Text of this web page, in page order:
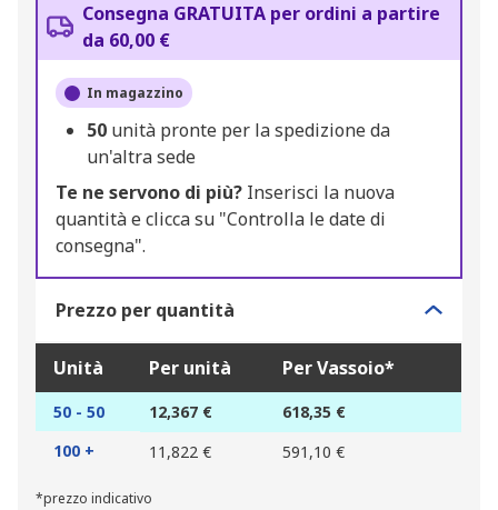
Consegna GRATUITA per ordini a partire
da 60,00 €
In magazzino
50 unità pronte per la spedizione da
un'altra sede
Te ne servono di più? Inserisci la nuova
quantità e clicca su "Controlla le date di
consegna".
Prezzo per quantità
Unità Per unità Per Vassoio*
50 - 50 12,367 €
618,35 €
100 +
11,822 € 591,10 €
*prezzo indicativo